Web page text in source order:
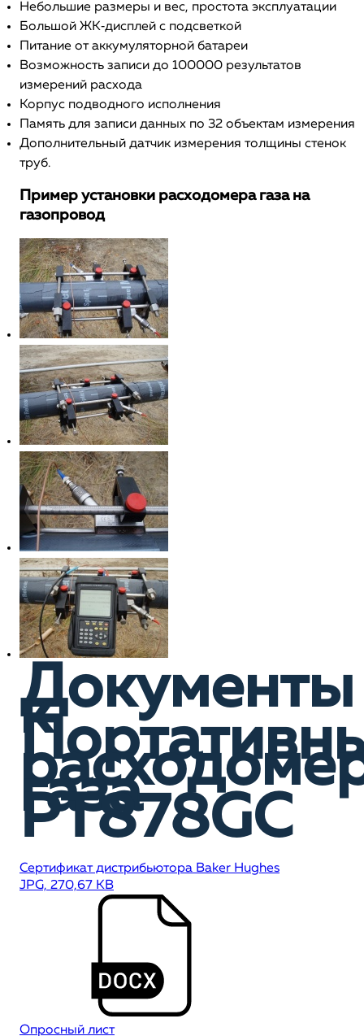
Небольшие размеры и вес, простота эксплуатации
Большой ЖК‐дисплей с подсветкой
Питание от аккумуляторной батареи
Возможность записи до 100000 результатов
измерений расхода
Корпус подводного исполнения
Память для записи данных по 32 объектам измерения
Дополнительный датчик измерения толщины стенок
труб.
Пример установки расходомера газа на
газопровод
Документы
к
газа
PT878GC
Сертификат дистрибьютора Baker Hughes
JPG, 270,67 KB
Опросный лист